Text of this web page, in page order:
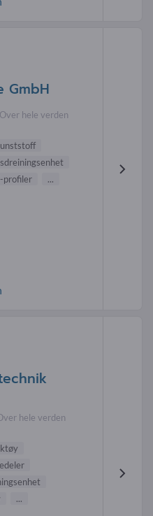
GmbH
Over hele verden
profiler ...
hele verden
...